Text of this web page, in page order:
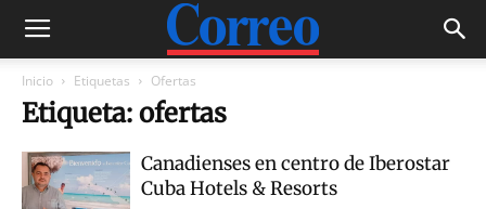
Inicio Etiquetas Ofertas
Etiqueta: ofertas
Canadienses en centro de Iberostar
Cuba Hotels & Resorts